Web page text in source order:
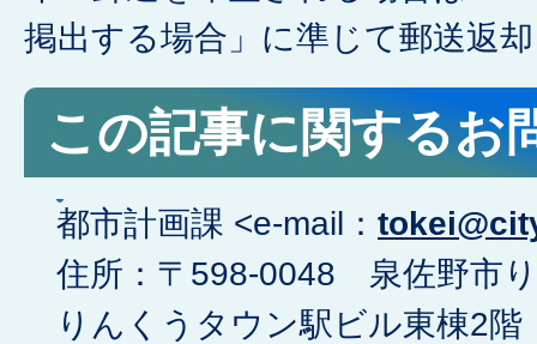
掲出する場合」に準じて郵送返
この記事に関するお
都市計画課 <e-mail：
住所：〒598-0048 泉佐野市
りんくうタウン駅ビル東棟2階